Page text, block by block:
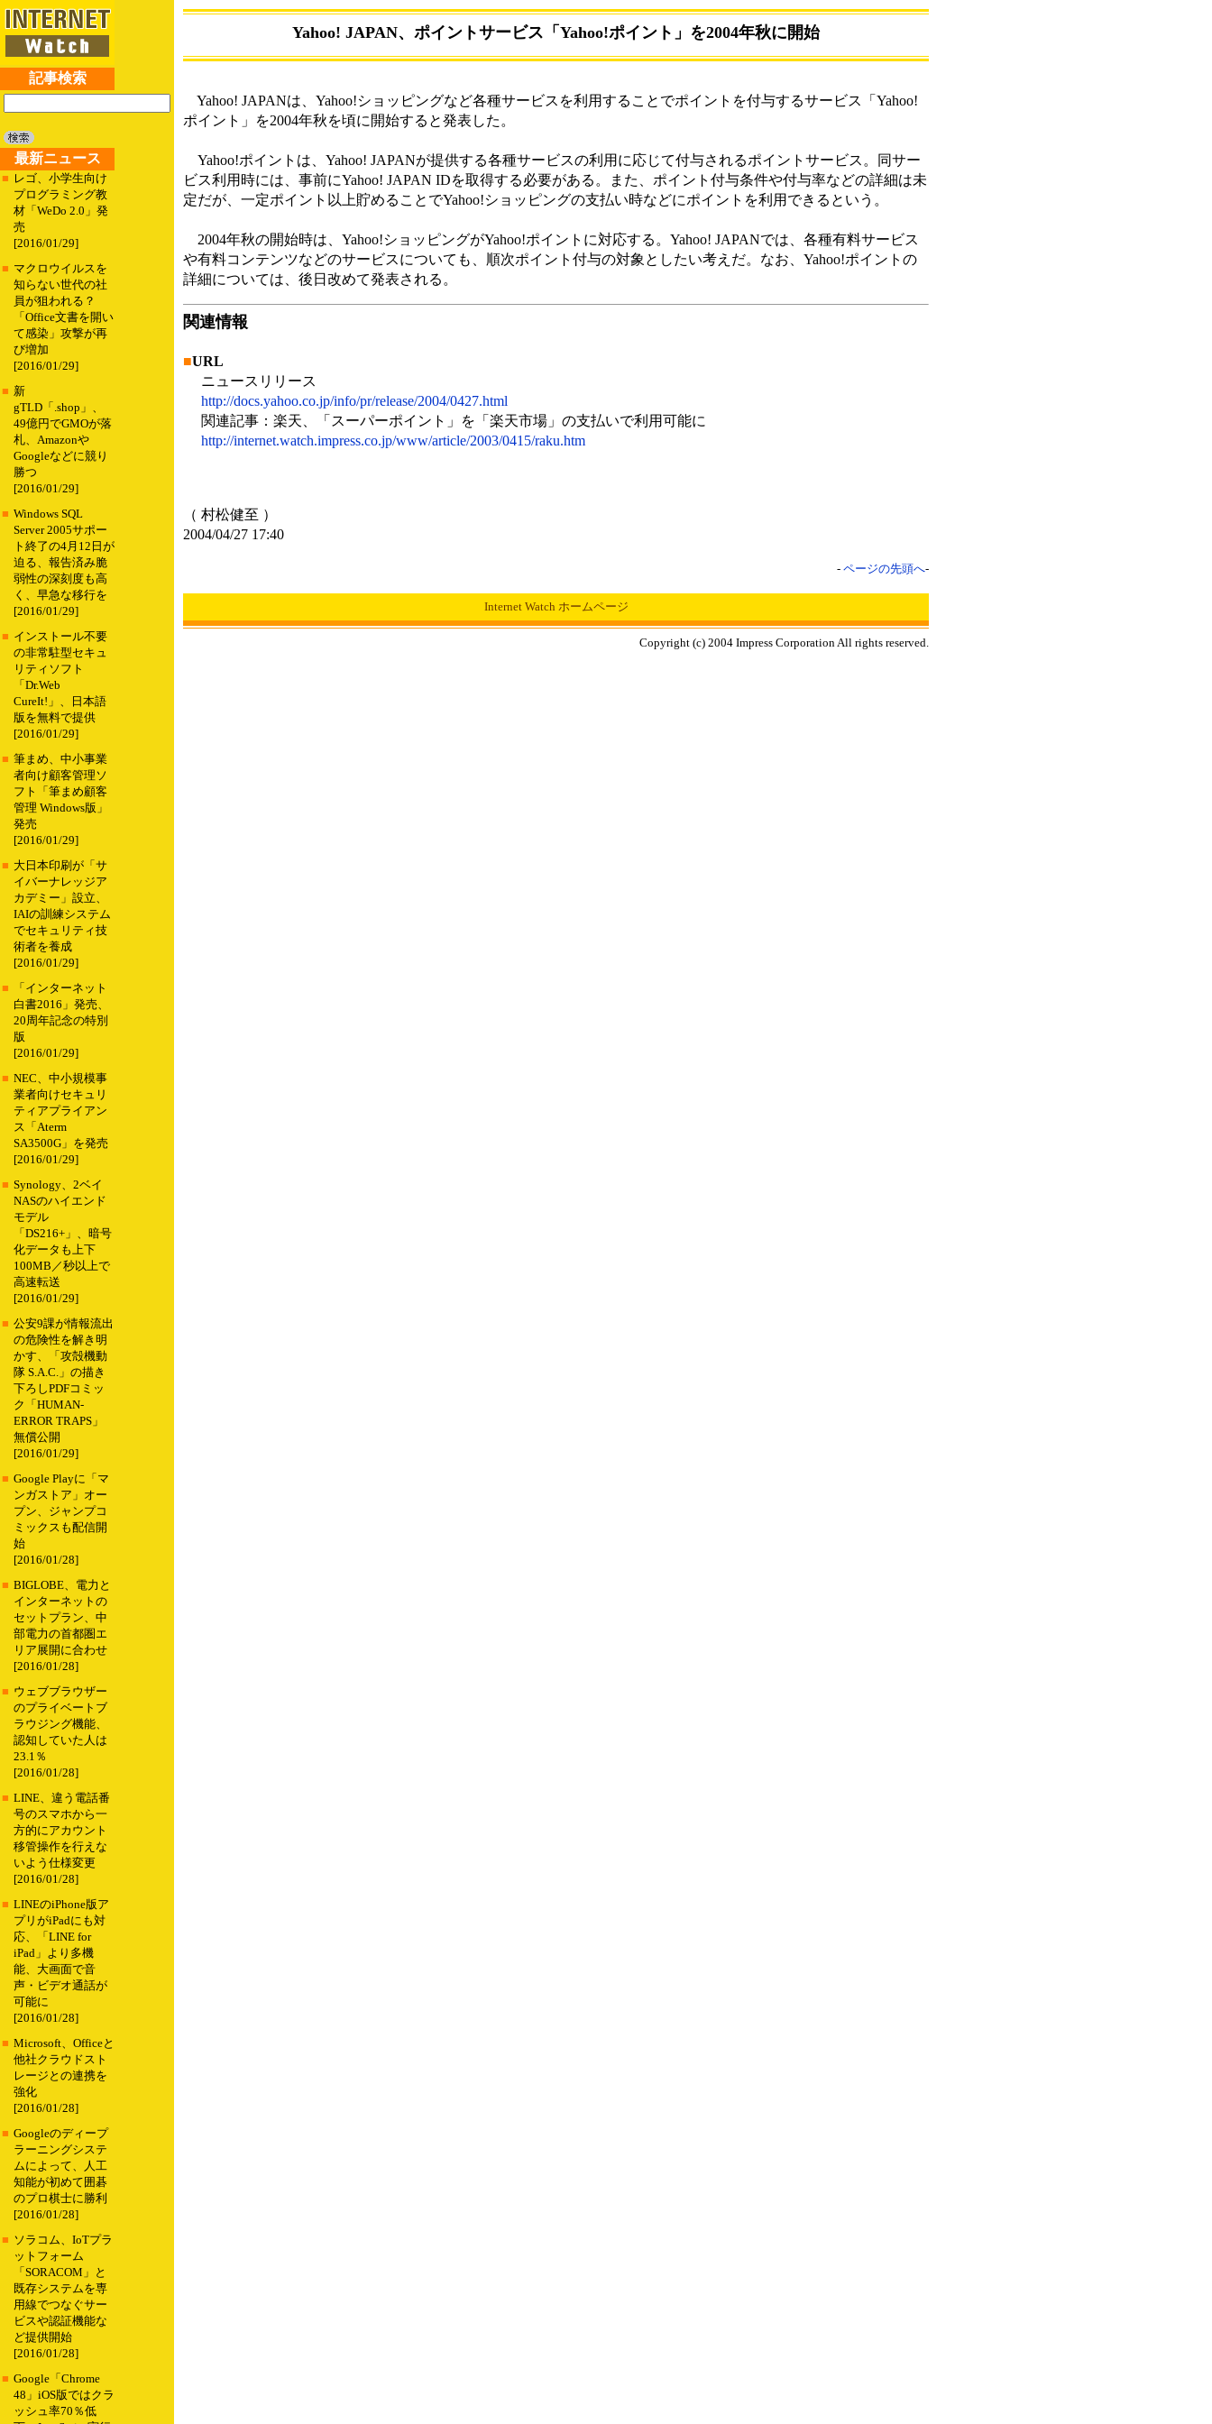
記事検索
最新ニュース
■ レゴ、小学生向け
プログラミング教
材「WeDo 2.0」発
売
[2016/01/29]
■ マクロウイルスを
知らない世代の社
員が狙われる？
「Office文書を開い
て感染」攻撃が再
び増加
[2016/01/29]
■ 新
gTLD「.shop」、
49億円でGMOが落
札、Amazonや
Googleなどに競り
勝つ
[2016/01/29]
■ Windows SQL
Server 2005サポー
ト終了の4月12日が
迫る、報告済み脆
弱性の深刻度も高
く、早急な移行を
[2016/01/29]
■ インストール不要
の非常駐型セキュ
リティソフト
「Dr.Web
CureIt!」、日本語
版を無料で提供
[2016/01/29]
■ 筆まめ、中小事業
者向け顧客管理ソ
フト「筆まめ顧客
管理 Windows版」
発売
[2016/01/29]
■ 大日本印刷が「サ
イバーナレッジア
カデミー」設立、
IAIの訓練システム
でセキュリティ技
術者を養成
[2016/01/29]
■
「インターネット
白書2016」発売、
20周年記念の特別
版
[2016/01/29]
■ NEC、中小規模事
業者向けセキュリ
ティアプライアン
ス「Aterm
SA3500G」を発売
[2016/01/29]
■ Synology、2ベイ
NASのハイエンド
モデル
「DS216+」、暗号
化データも上下
100MB／秒以上で
高速転送
[2016/01/29]
■ 公安9課が情報流出
の危険性を解き明
かす、「攻殻機動
隊 S.A.C.」の描き
下ろしPDFコミッ
ク「HUMAN-
ERROR TRAPS」
無償公開
[2016/01/29]
■ Google Playに「マ
ンガストア」オー
プン、ジャンプコ
ミックスも配信開
始
[2016/01/28]
■ BIGLOBE、電力と
インターネットの
セットプラン、中
部電力の首都圏エ
リア展開に合わせ
[2016/01/28]
■ ウェブブラウザー
のプライベートブ
ラウジング機能、
認知していた人は
23.1％
[2016/01/28]
■ LINE、違う電話番
号のスマホから一
方的にアカウント
移管操作を行えな
いよう仕様変更
[2016/01/28]
■ LINEのiPhone版ア
プリがiPadにも対
応、「LINE for
iPad」より多機
能、大画面で音
声・ビデオ通話が
可能に
[2016/01/28]
■ Microsoft、Officeと
他社クラウドスト
レージとの連携を
強化
[2016/01/28]
■ Googleのディープ
ラーニングシステ
ムによって、人工
知能が初めて囲碁
のプロ棋士に勝利
[2016/01/28]
■ ソラコム、IoTプラ
ットフォーム
「SORACOM」と
既存システムを専
用線でつなぐサー
ビスや認証機能な
ど提供開始
[2016/01/28]
■ Google「Chrome
48」iOS版ではクラ
ッシュ率70％低
Yahoo! JAPAN、ポイントサービス「Yahoo!ポイント」を2004年秋に開始
Yahoo! JAPANは、Yahoo!ショッピングなど各種サービスを利用することでポイントを付与するサービス「Yahoo!
ポイント」を2004年秋を頃に開始すると発表した。
Yahoo!ポイントは、Yahoo! JAPANが提供する各種サービスの利用に応じて付与されるポイントサービス。同サー
ビス利用時には、事前にYahoo! JAPAN IDを取得する必要がある。また、ポイント付与条件や付与率などの詳細は未
定だが、一定ポイント以上貯めることでYahoo!ショッピングの支払い時などにポイントを利用できるという。
2004年秋の開始時は、Yahoo!ショッピングがYahoo!ポイントに対応する。Yahoo! JAPANでは、各種有料サービス
や有料コンテンツなどのサービスについても、順次ポイント付与の対象としたい考えだ。なお、Yahoo!ポイントの
詳細については、後日改めて発表される。
関連情報
■URL
ニュースリリース
http://docs.yahoo.co.jp/info/pr/release/2004/0427.html
関連記事：楽天、「スーパーポイント」を「楽天市場」の支払いで利用可能に
http://internet.watch.impress.co.jp/www/article/2003/0415/raku.htm
（ 村松健至 ）
2004/04/27 17:40
- ページの先頭へ-
Internet Watch ホームページ
Copyright (c) 2004 Impress Corporation All rights reserved.